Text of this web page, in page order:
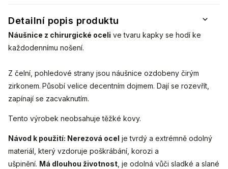
Detailní popis produktu
Náušnice z chirurgické oceli ve tvaru kapky se hodí ke
každodennímu nošení.
Z čelní, pohledové strany jsou náušnice ozdobeny čirým
zirkonem. Působí velice decentním dojmem. Dají se rozevřít,
zapínají se zacvaknutím.
Tento výrobek neobsahuje těžké kovy.
Návod k použití: Nerezová ocel je tvrdý a extrémně odolný
materiál, který vzdoruje poškrábání, korozi a
ušpinění. Má dlouhou životnost , je odolná vůči sladké a slané